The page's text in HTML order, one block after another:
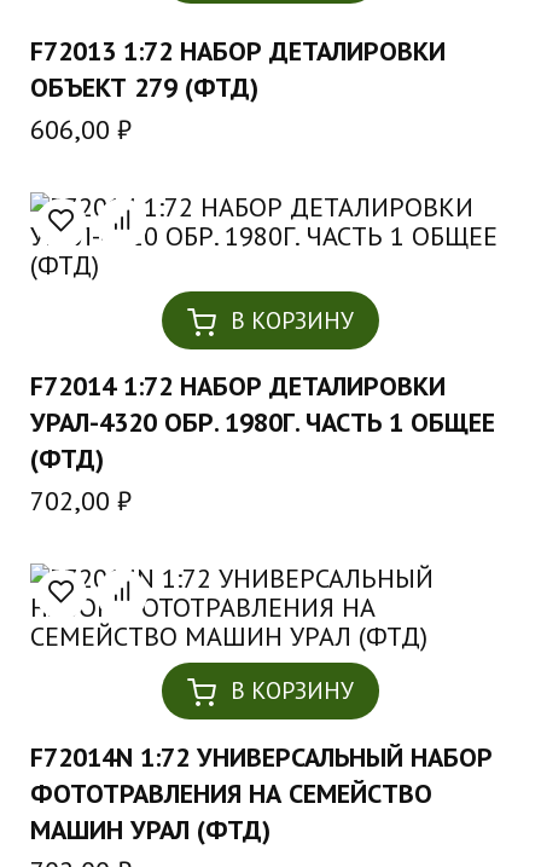
F72013 1:72 НАБОР ДЕТАЛИРОВКИ
ОБЪЕКТ 279 (ФТД)
606,00 ₽
В КОРЗИНУ
F72014 1:72 НАБОР ДЕТАЛИРОВКИ
УРАЛ-4320 ОБР. 1980Г. ЧАСТЬ 1 ОБЩЕЕ
(ФТД)
702,00 ₽
В КОРЗИНУ
F72014N 1:72 УНИВЕРСАЛЬНЫЙ НАБОР
ФОТОТРАВЛЕНИЯ НА СЕМЕЙСТВО
МАШИН УРАЛ (ФТД)